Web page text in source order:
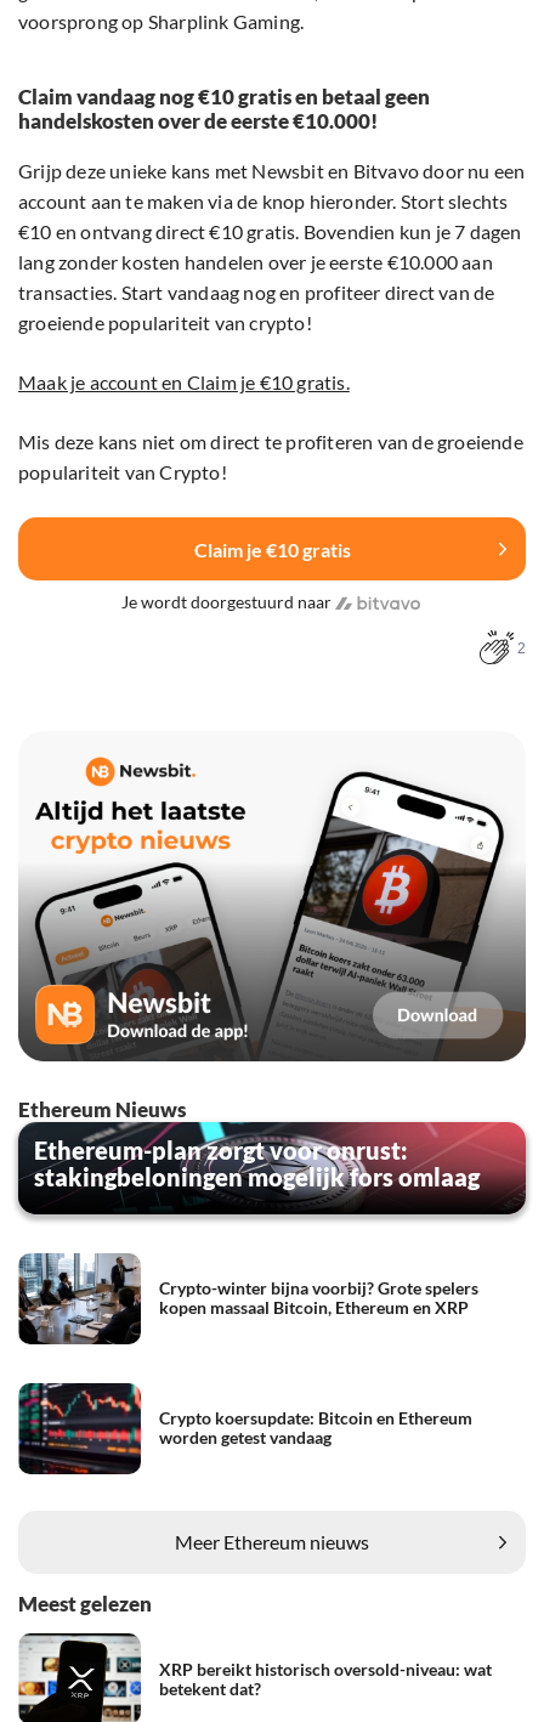
voorsprong op Sharplink Gaming.
Claim vandaag nog €10 gratis en betaal geen
handelskosten over de eerste €10.000!
Grijp deze unieke kans met Newsbit en Bitvavo door nu een
account aan te maken via de knop hieronder. Stort slechts
€10 en ontvang direct €10 gratis. Bovendien kun je 7 dagen
lang zonder kosten handelen over je eerste €10.000 aan
transacties. Start vandaag nog en profiteer direct van de
groeiende populariteit van crypto!
Maak je account en Claim je €10 gratis.
Mis deze kans niet om direct te profiteren van de groeiende
populariteit van Crypto!
Claim je €10 gratis
Je wordt doorgestuurd naar
2
Ethereum Nieuws
Ethereum-plan zorgt voor onrust:
stakingbeloningen mogelijk fors omlaag
Crypto-winter bijna voorbij? Grote spelers
kopen massaal Bitcoin, Ethereum en XRP
Crypto koersupdate: Bitcoin en Ethereum
worden getest vandaag
Meer Ethereum nieuws
Meest gelezen
XRP bereikt historisch oversold-niveau: wat
betekent dat?